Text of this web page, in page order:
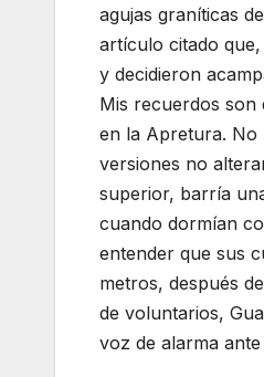
agujas graníticas de
artículo citado
y decidieron
Mis recuerdos son
en la Apretura. No
versiones no
superior, barría
cuando dormían
entender que sus
metros, después
de voluntarios,
voz de alarma